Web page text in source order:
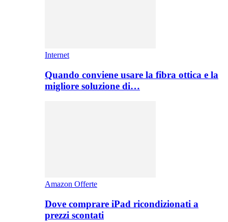
Internet
Quando conviene usare la fibra ottica e la
migliore soluzione di…
Amazon Offerte
Dove comprare iPad ricondizionati a
prezzi scontati